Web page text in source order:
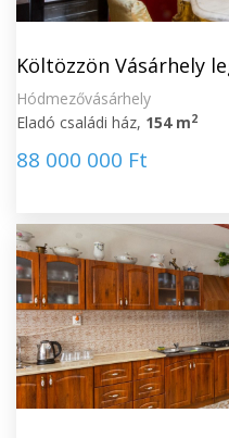
Költözzön Vásárhely
Hódmezővásárhely
Eladó családi ház, 154 m2
88 000 000 Ft